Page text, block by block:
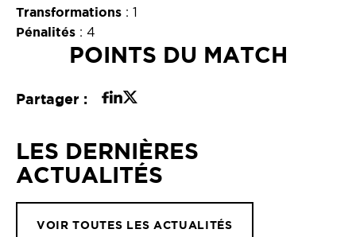
Transformations : 1
Pénalités : 4
POINTS DU MATCH
Partager :
LES DERNIÈRES
ACTUALITÉS
VOIR TOUTES LES ACTUALITÉS